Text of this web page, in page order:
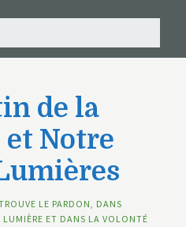
de la
Notre
LE PARDON, DANS
LUMIÈRE ET DANS LA VOLONTÉ